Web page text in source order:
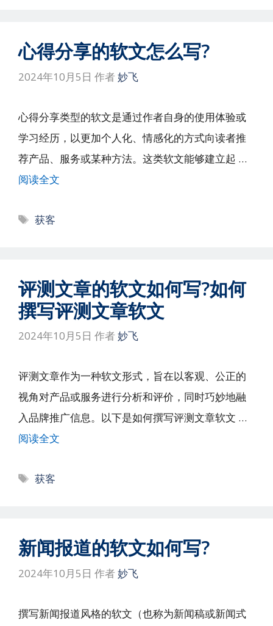
心得分享的软文怎么写?
2024年10月5日 作者妙飞
心得分享类型的软文是通过作者自身的使用体验或
学习经历，以更加个人化、情感化的方式向读者推
荐产品、服务或某种方法。这类软文能够建立起 …
阅读全文
标
获客
评测文章的软文如何写?如何
撰写评测文章软文
2024年10月5日 作者妙飞
评测文章作为一种软文形式，旨在以客观、公正的
视角对产品或服务进行分析和评价，同时巧妙地融
入品牌推广信息。以下是如何撰写评测文章软文 …
阅读全文
标
获客
新闻报道的软文如何写?
2024年10月5日 作者妙飞
撰写新闻报道风格的软文（也称为新闻稿或新闻式